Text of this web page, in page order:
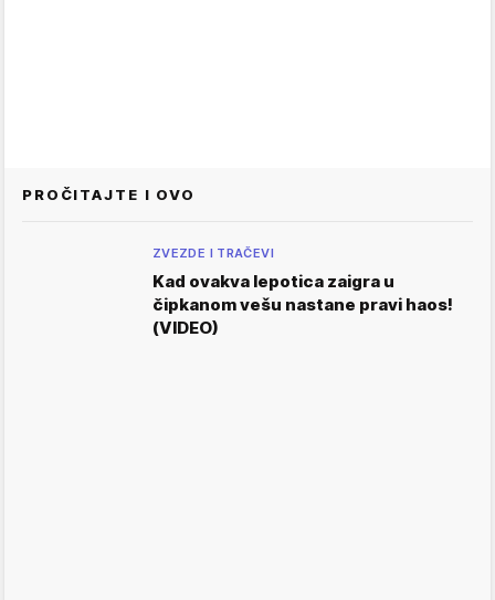
PROČITAJTE I OVO
ZVEZDE I TRAČEVI
Kad ovakva lepotica zaigra u
čipkanom vešu nastane pravi haos!
(VIDEO)